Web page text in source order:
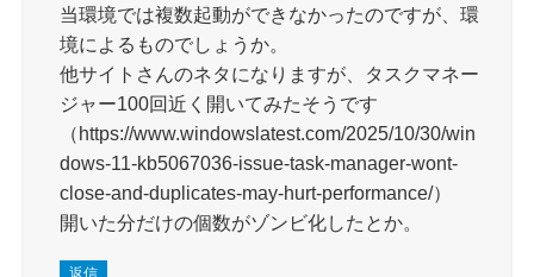
当環境では複数起動ができなかったのですが、環
境によるものでしょうか。
他サイトさんのネタになりますが、タスクマネー
ジャー100回近く開いてみたそうです
（https://www.windowslatest.com/2025/10/30/win
dows-11-kb5067036-issue-task-manager-wont-
close-and-duplicates-may-hurt-performance/）
開いた分だけの個数がゾンビ化したとか。